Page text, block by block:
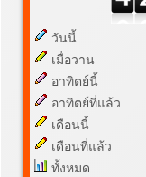
วันนี้
เมื่อวาน
อาทิตย์นี้
อาทิตย์ที่แล้ว
เดือนนี้
เดือนที่แล้ว
ทั้งหมด